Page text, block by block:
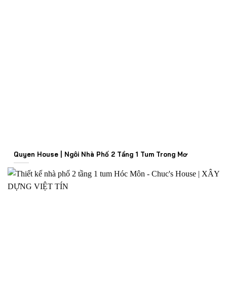
Quyen House | Ngôi Nhà Phố 2 Tầng 1 Tum Trong Mơ